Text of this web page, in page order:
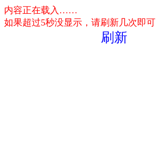
内容正在载入……
如果超过5秒没显示，请刷新几次即可
刷新